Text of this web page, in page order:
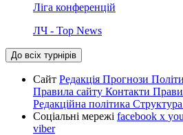
Ліга конференцій
ЛЧ - Top News
До всіх турнірів
Сайт Редакція Прогнози
Правила сайту Контакти
Редакційна політика Структура
Соціальні мережі facebook x
viber